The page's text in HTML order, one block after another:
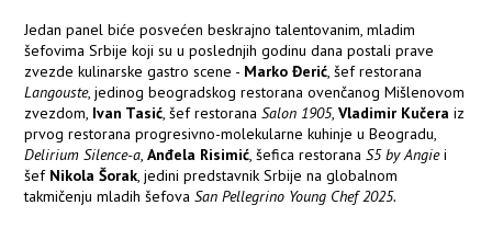
Jedan panel biće posvećen beskrajno talentovanim, mladim
šefovima Srbije koji su u poslednjih godinu dana postali prave
zvezde kulinarske gastro scene - Marko Đerić, šef restorana
Langouste, jedinog beogradskog restorana ovenčanog Mišlenovom
zvezdom, Ivan Tasić, šef restoranaSalon 1905,Vladimir Kučera iz
prvog restorana progresivno-molekularne kuhinje u Beogradu,
Delirium Silence-a,Anđela Risimić, šefica restoranaS5 by Angiei
šef Nikola Šorak, jedini predstavnik Srbije na globalnom
takmičenju mladih šefovaSan Pellegrino Young Chef 2025.